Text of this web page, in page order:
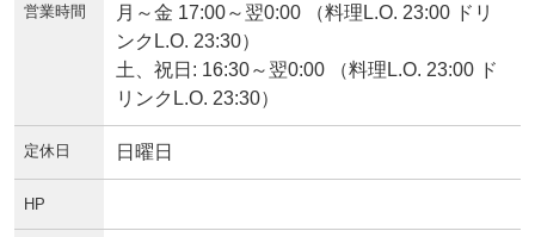
営業時間
月～金 17:00～翌0:00 （料理L.O. 23:00 ドリ
ンクL.O. 23:30）
土、祝日: 16:30～翌0:00 （料理L.O. 23:00 ド
リンクL.O. 23:30）
定休日 日曜日
HP